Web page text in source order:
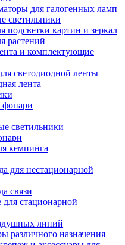
для галогенных ламп
светильники
подсветки картин и зеркал
растений
и комплектующие
светодиодной ленты
лента
светильники
кемпинга
для нестационарной
связи
стационарной
линий
различного назначения